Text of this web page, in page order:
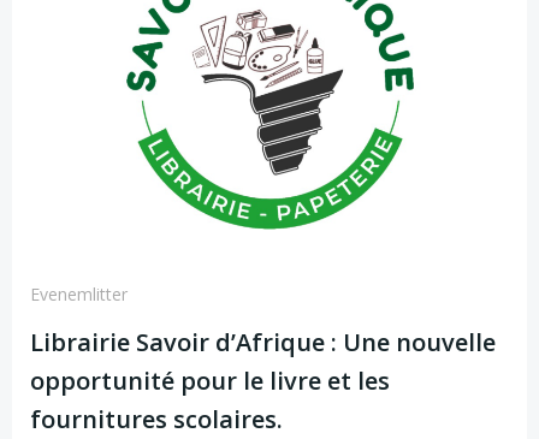
Evenemlitter
Librairie Savoir d’Afrique : Une nouvelle
opportunité pour le livre et les
fournitures scolaires.